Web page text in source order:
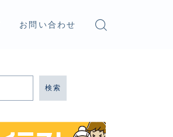
お問い合わせ
検索